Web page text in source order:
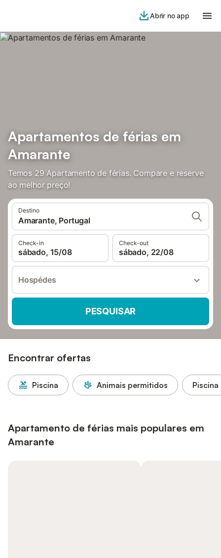
Abrir no app
Apartamentos de férias em
Amarante
Temos 29 Apartamento de férias. Compare e reserve
ao melhor preço!
Destino
Amarante, Portugal
Check-in
sábado, 15/08
Check-out
sábado, 22/08
Hospédes
PESQUISAR
Encontrar ofertas
Piscina Animais permitidos
Apartamento de férias mais populares em
Amarante